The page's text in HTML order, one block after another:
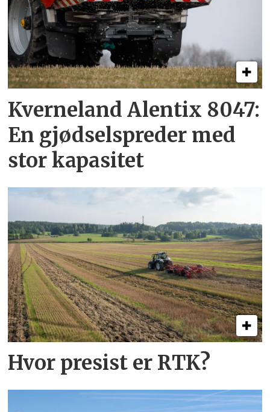
Kverneland Alentix 8047:
En gjødsel­spreder med
stor kapasitet
Hvor presist er RTK?